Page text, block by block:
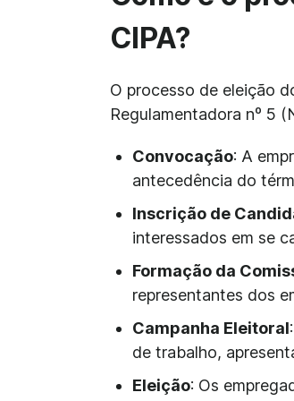
CIPA?
O processo de eleição
Regulamentadora nº 5
Convocação: A
antecedência do
Inscrição de
interessados em se
Formação da
representantes dos
Campanha Eleitoral
de trabalho,
Eleição: Os